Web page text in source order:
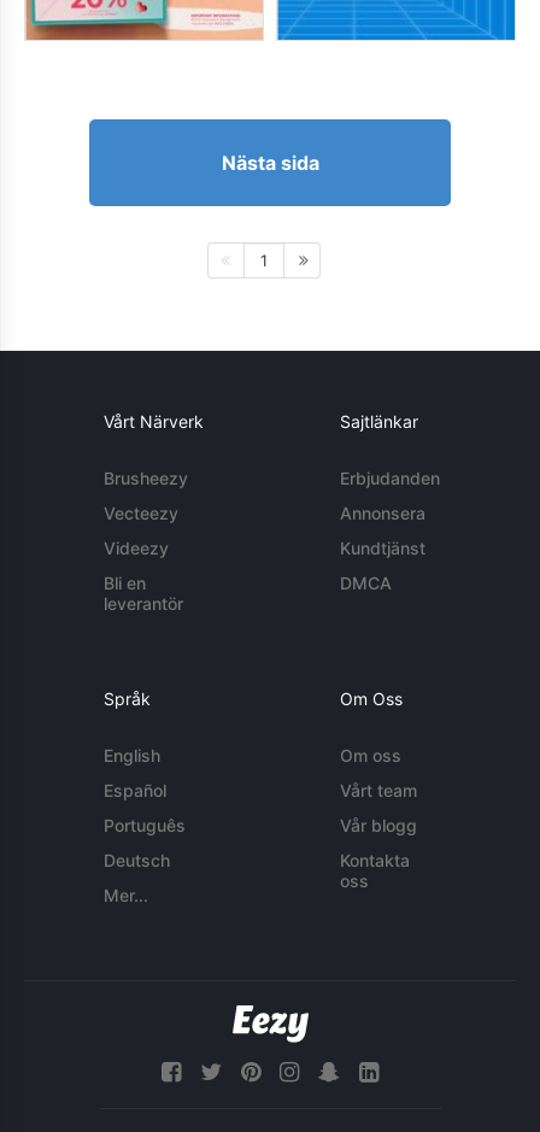
Nästa sida
1
Vårt Närverk
Brusheezy
Vecteezy
Videezy
Bli en
leverantör
Sajtlänkar
Erbjudanden
Annonsera
Kundtjänst
DMCA
Språk
English
Español
Português
Deutsch
Mer...
Om Oss
Om oss
Vårt team
Vår blogg
Kontakta
oss